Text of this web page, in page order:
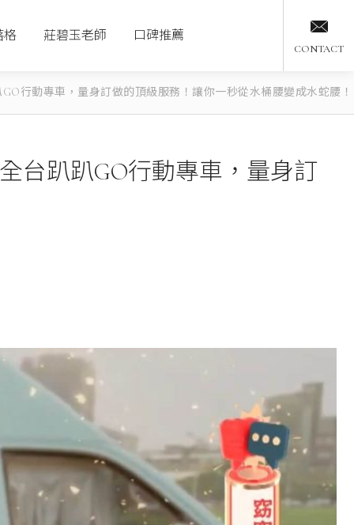
格 莊碧玉老師 口碑推薦
CONTACT
行動專車，量身訂做的頂級服務！讓你一秒從水桶腰變成水蛇腰！
台趴趴GO行動專車，量身訂